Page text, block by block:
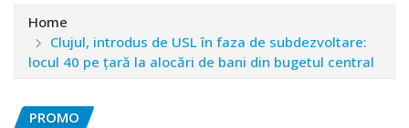
Home
Clujul, introdus de USL în faza de subdezvoltare:
locul 40 pe țară la alocări de bani din bugetul central
PROMO